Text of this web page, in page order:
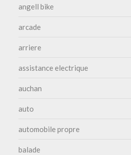
angell bike
arcade
arriere
assistance electrique
auchan
auto
automobile propre
balade